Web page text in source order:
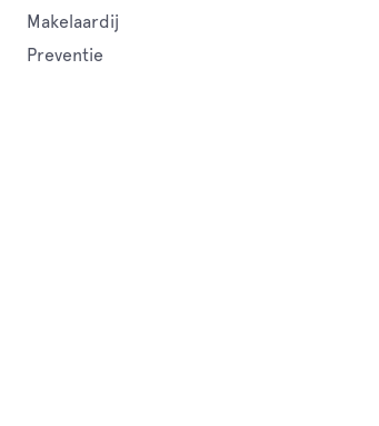
Makelaardij
Preventie